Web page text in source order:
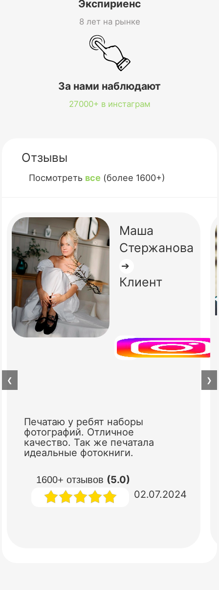
Экспириенс
8 лет на рынке
За нами наблюдают
27000+ в инстаграм
Отзывы
Посмотреть все (более 1600+)
Маша
Стержанова
➔
Клиент
1600+ отзывов (5.0)
Печатаю у ребят наборы
фотографий. Отличное
качество. Так же печатала
идеальные фотокниги.
02.07.2024
❮ ❯